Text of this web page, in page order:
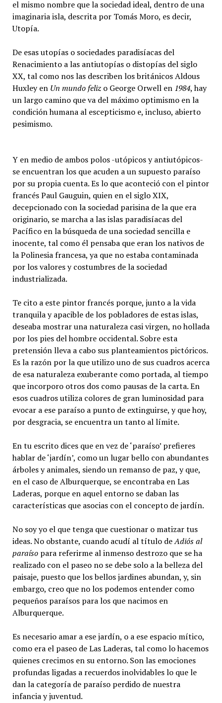
el mismo nombre que la sociedad ideal, dentro de una
imaginaria isla, descrita por Tomás Moro, es decir,
Utopía.
De esas utopías o sociedades paradisíacas del
Renacimiento a las antiutopías o distopías del siglo
XX, tal como nos las describen los británicos Aldous
Huxley en Un mundo felizo George Orwell en 1984, hay
un largo camino que va del máximo optimismo en la
condición humana al escepticismo e, incluso, abierto
pesimismo.
Y en medio de ambos polos -utópicos y antiutópicos-
se encuentran los que acuden a un supuesto paraíso
por su propia cuenta. Es lo que aconteció con el pintor
francés Paul Gauguin, quien en el siglo XIX,
decepcionado con la sociedad parisina de la que era
originario, se marcha a las islas paradisíacas del
Pacífico en la búsqueda de una sociedad sencilla e
inocente, tal como él pensaba que eran los nativos de
la Polinesia francesa, ya que no estaba contaminada
por los valores y costumbres de la sociedad
industrializada.
Te cito a este pintor francés porque, junto a la vida
tranquila y apacible de los pobladores de estas islas,
deseaba mostrar una naturaleza casi virgen, no hollada
por los pies del hombre occidental. Sobre esta
pretensión lleva a cabo sus planteamientos pictóricos.
Es la razón por la que utilizo uno de sus cuadros acerca
de esa naturaleza exuberante como portada, al tiempo
que incorporo otros dos como pausas de la carta. En
esos cuadros utiliza colores de gran luminosidad para
evocar a ese paraíso a punto de extinguirse, y que hoy,
por desgracia, se encuentra un tanto al límite.
En tu escrito dices que en vez de ‘paraíso’ prefieres
hablar de ‘jardín’, como un lugar bello con abundantes
árboles y animales, siendo un remanso de paz, y que,
en el caso de Alburquerque, se encontraba en Las
Laderas, porque en aquel entorno se daban las
características que asocias con el concepto de jardín.
No soy yo el que tenga que cuestionar o matizar tus
ideas. No obstante, cuando acudí al título deAdiós al
paraísopara referirme al inmenso destrozo que se ha
realizado con el paseo no se debe solo a la belleza del
paisaje, puesto que los bellos jardines abundan, y, sin
embargo, creo que no los podemos entender como
pequeños paraísos para los que nacimos en
Alburquerque.
Es necesario amar a ese jardín, o a ese espacio mítico,
como era el paseo de Las Laderas, tal como lo hacemos
quienes crecimos en su entorno. Son las emociones
profundas ligadas a recuerdos inolvidables lo que le
dan la categoría de paraíso perdido de nuestra
infancia y juventud.